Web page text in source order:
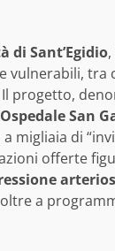
di Sant’Egidio
vulnerabili, tra
Il progetto,
Ospedale San
a migliaia di
offerte
a